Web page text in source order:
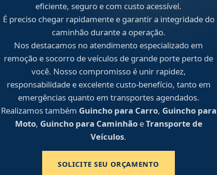
eficiente, seguro e com custo acessível.
É preciso chegar rapidamente e garantir a integridade do
caminhão durante a operação.
Nos destacamos no atendimento especializado em
remoção e socorro de veículos de grande porte perto de
você. Nosso compromisso é unir rapidez,
responsabilidade e excelente custo-benefício, tanto em
emergências quanto em transportes agendados.
Realizamos também Guincho para Carro, Guincho para
Moto, Guincho para CaminhãoeTransporte de
Veículos.
SOLICITE SEU ORÇAMENTO